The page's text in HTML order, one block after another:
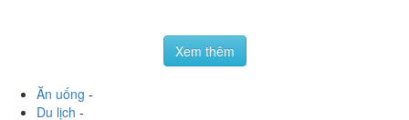
Xem thêm
Ăn uống -
Du lịch -